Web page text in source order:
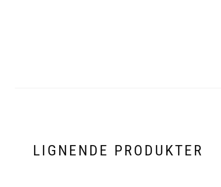
LIGNENDE PRODUKTER